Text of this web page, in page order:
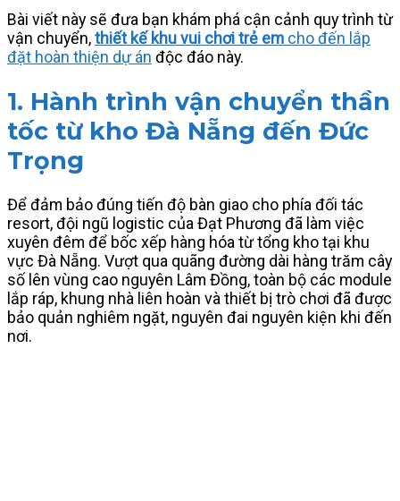
Bài viết này sẽ đưa bạn khám phá cận cảnh quy trình từ
vận chuyển,thiết kế khu vui chơi trẻ em cho đến lắp
đặt hoàn thiện dự án độc đáo này.
1. Hành trình vận chuyển thần
tốc từ kho Đà Nẵng đến Đức
Trọng
Để đảm bảo đúng tiến độ bàn giao cho phía đối tác
resort, đội ngũ logistic của Đạt Phương đã làm việc
xuyên đêm để bốc xếp hàng hóa từ tổng kho tại khu
vực Đà Nẵng. Vượt qua quãng đường dài hàng trăm cây
số lên vùng cao nguyên Lâm Đồng, toàn bộ các module
lắp ráp, khung nhà liên hoàn và thiết bị trò chơi đã được
bảo quản nghiêm ngặt, nguyên đai nguyên kiện khi đến
nơi.